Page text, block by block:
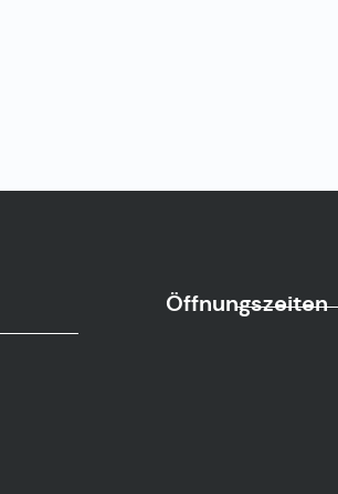
Öffnungszeiten